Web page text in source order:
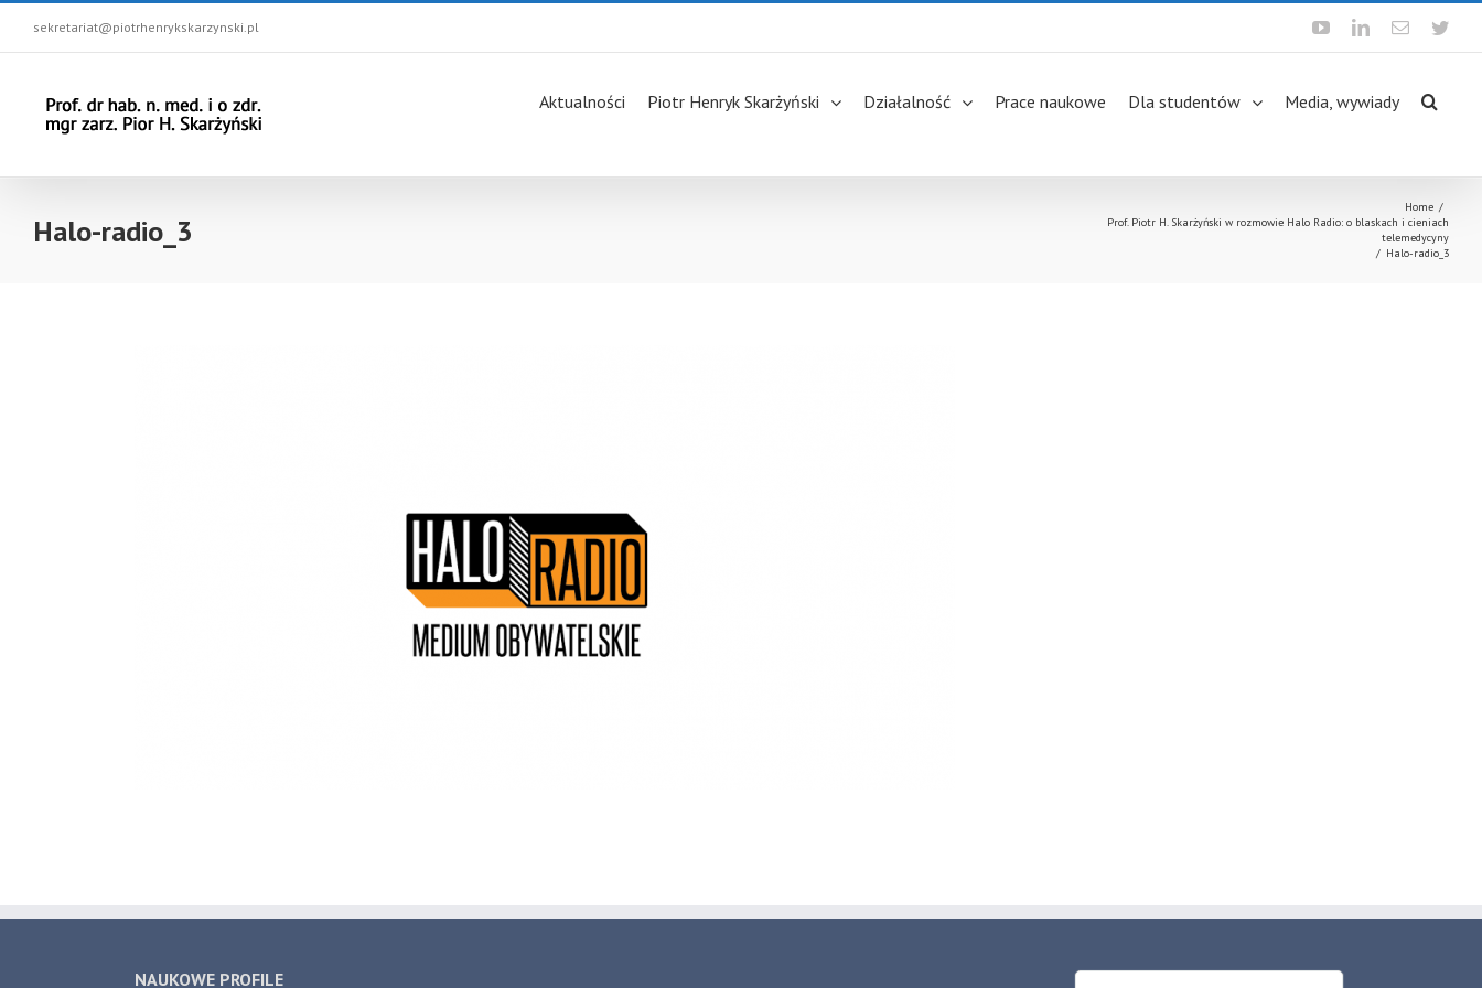
sekretariat@piotrhenrykskarzynski.pl YoutubeLinkedinEmail
Aktualności Piotr Henryk Skarżyński Działalność Prace naukowe Dla studentów Media, wywiady
Halo-radio_3
Home /
Prof. Piotr H. Skarżyński w rozmowie Halo Radio: o blaskach i cieniach
telemedycyny
/ Halo-radio_3
NAUKOWE PROFILE